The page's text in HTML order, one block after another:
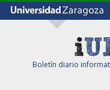
Boletín diario